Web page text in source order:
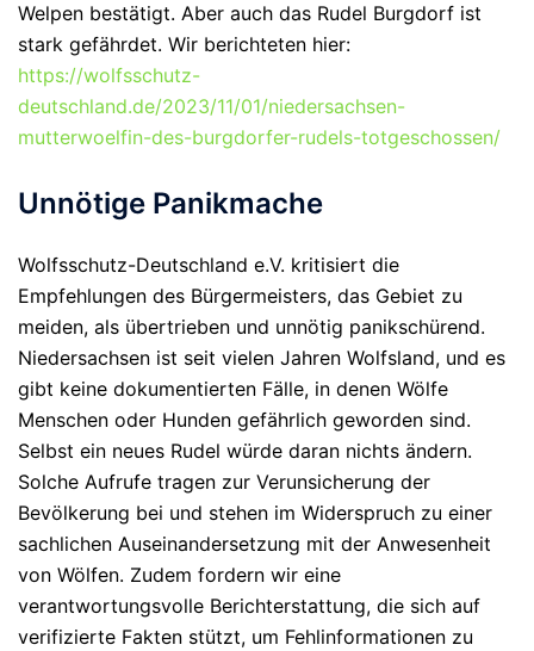
Welpen bestätigt. Aber auch das Rudel Burgdorf ist
stark gefährdet. Wir berichteten hier:
https://wolfsschutz-
deutschland.de/2023/11/01/niedersachsen-
mutterwoelfin-des-burgdorfer-rudels-totgeschossen/
Unnötige Panikmache
Wolfsschutz-Deutschland e.V. kritisiert die
Empfehlungen des Bürgermeisters, das Gebiet zu
meiden, als übertrieben und unnötig panikschürend.
Niedersachsen ist seit vielen Jahren Wolfsland, und es
gibt keine dokumentierten Fälle, in denen Wölfe
Menschen oder Hunden gefährlich geworden sind.
Selbst ein neues Rudel würde daran nichts ändern.
Solche Aufrufe tragen zur Verunsicherung der
Bevölkerung bei und stehen im Widerspruch zu einer
sachlichen Auseinandersetzung mit der Anwesenheit
von Wölfen. Zudem fordern wir eine
verantwortungsvolle Berichterstattung, die sich auf
verifizierte Fakten stützt, um Fehlinformationen zu